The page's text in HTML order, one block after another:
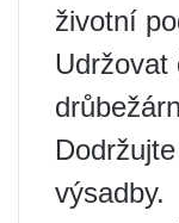
životní
Udržovat
výsadby.